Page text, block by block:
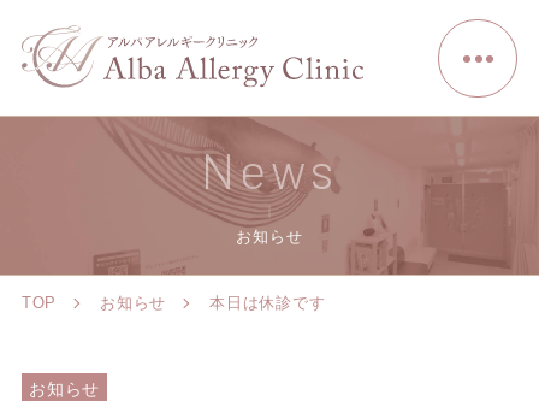
News
お知らせ
TOP お知らせ 本日は休診です
お知らせ